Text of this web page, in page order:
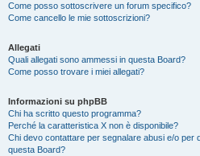
Come posso sottoscrivere un forum specifico?
Come cancello le mie sottoscrizioni?
Allegati
Quali allegati sono ammessi in questa Board?
Come posso trovare i miei allegati?
Informazioni su phpBB
Chi ha scritto questo programma?
Perché la caratteristica X non è disponibile?
Chi devo contattare per segnalare abusi e/o per
questa Board?